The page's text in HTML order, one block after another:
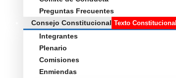
Preguntas Frecuentes
Consejo Constitucional Texto Constitucional
Integrantes
Plenario
Comisiones
Enmiendas